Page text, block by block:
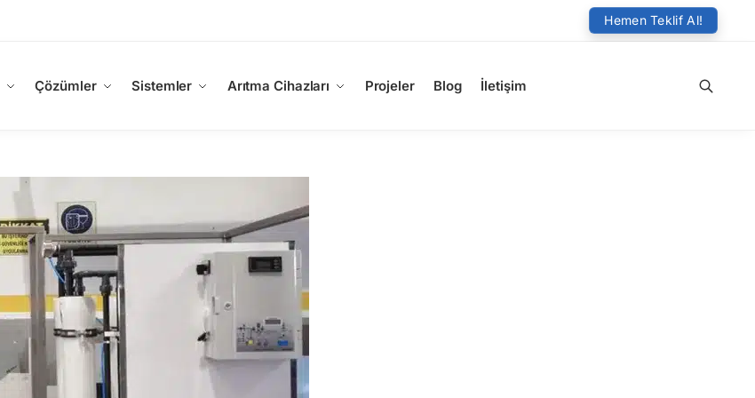
Hemen Teklif Al!
Çözümler Sistemler Arıtma Cihazları Projeler Blog İletişim
Ara